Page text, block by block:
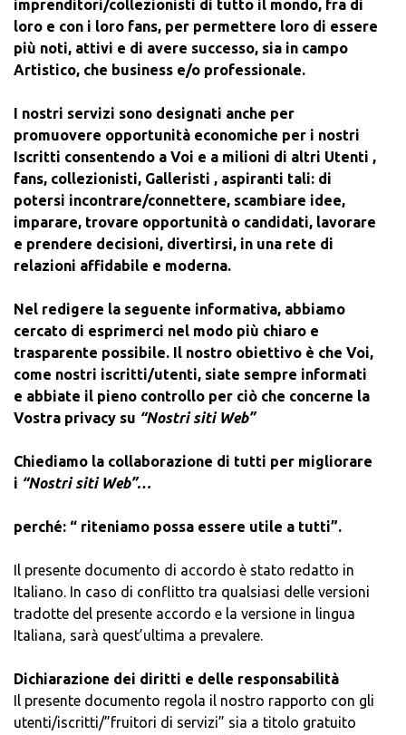
imprenditori/collezionisti di tutto il mondo, fra di
loro e con i loro fans, per permettere loro di essere
più noti, attivi e di avere successo, sia in campo
Artistico, che business e/o professionale.
I nostri servizi sono designati anche per
promuovere opportunità economiche per i nostri
Iscritti consentendo a Voi e a milioni di altri Utenti ,
fans, collezionisti, Galleristi , aspiranti tali: di
potersi incontrare/connettere, scambiare idee,
imparare, trovare opportunità o candidati, lavorare
e prendere decisioni, divertirsi, in una rete di
relazioni affidabile e moderna.
Nel redigere la seguente informativa, abbiamo
cercato di esprimerci nel modo più chiaro e
trasparente possibile. Il nostro obiettivo è che Voi,
come nostri iscritti/utenti, siate sempre informati
e abbiate il pieno controllo per ciò che concerne la
Vostra privacy su “Nostri siti Web”
Chiediamo la collaborazione di tutti per migliorare
i “Nostri siti Web”…
perché: “ riteniamo possa essere utile a tutti”.
Il presente documento di accordo è stato redatto in
Italiano. In caso di conflitto tra qualsiasi delle versioni
tradotte del presente accordo e la versione in lingua
Italiana, sarà quest’ultima a prevalere.
Dichiarazione dei diritti e delle responsabilità
Il presente documento regola il nostro rapporto con gli
utenti/iscritti/”fruitori di servizi” sia a titolo gratuito